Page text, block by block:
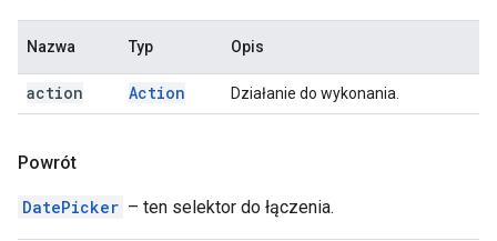
Nazwa Typ Opis
action Action Działanie do wykonania.
Powrót
DatePicker – ten selektor do łączenia.